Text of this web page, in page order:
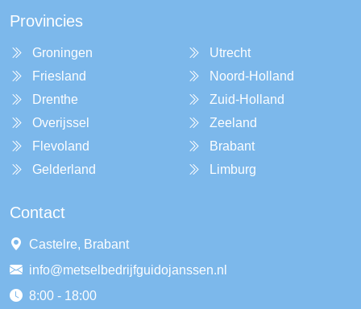
Provincies
Groningen
Friesland
Drenthe
Overijssel
Flevoland
Gelderland
Utrecht
Noord-Holland
Zuid-Holland
Zeeland
Brabant
Limburg
Contact
Castelre, Brabant
info@metselbedrijfguidojanssen.nl
8:00 - 18:00